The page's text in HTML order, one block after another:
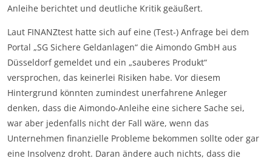
Anleihe berichtet und deutliche Kritik geäußert.
Laut FINANZtest hatte sich auf eine (Test-) Anfrage bei dem
Portal „SG Sichere Geldanlagen“ die Aimondo GmbH aus
Düsseldorf gemeldet und ein „sauberes Produkt“
versprochen, das keinerlei Risiken habe. Vor diesem
Hintergrund könnten zumindest unerfahrene Anleger
denken, dass die Aimondo-Anleihe eine sichere Sache sei,
war aber jedenfalls nicht der Fall wäre, wenn das
Unternehmen finanzielle Probleme bekommen sollte oder gar
eine Insolvenz droht. Daran ändere auch nichts, dass die